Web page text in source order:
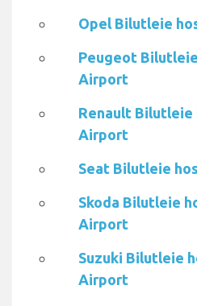
Opel Bilutleie
Peugeot
Airport
Renault Bilutleie
Airport
Seat Bilutleie
Skoda Bilutleie
Airport
Suzuki Bilutleie
Airport